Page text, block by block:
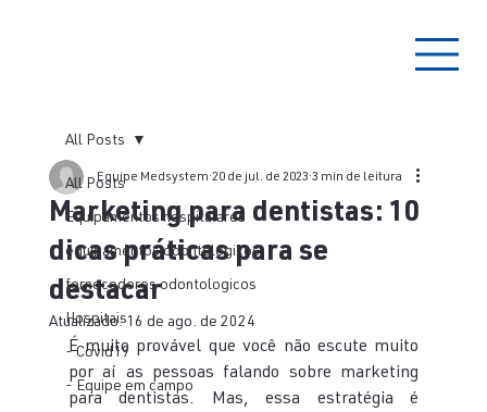
All Posts
Equipamentos hospitalares
equipamentos odontológicos
fornecedores odontologicos
Hospitais
- Covid19
- Equipe em campo
All Posts
Marketing para dentistas: 10
dicas práticas para se
destacar
Equipe Medsystem 20 de jul. de 2023 3 min de leitura
Atualizado:16 de ago. de 2024
É muito provável que você não escute muito
por aí as pessoas falando sobre marketing
para dentistas. Mas, essa estratégia é